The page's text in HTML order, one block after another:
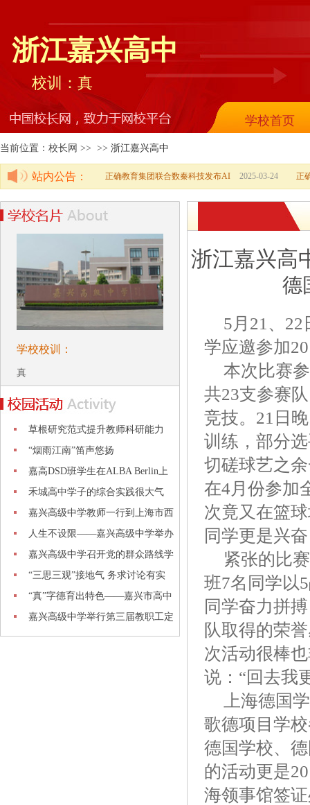
浙江嘉兴高中
校训：真
学校首页
当前位置：校长网 >> >> 浙江嘉兴高中
站内公告： 2025-03-24
正确教育集团联合数秦科技发布AI 正
学校校训：
真
草根研究范式提升教师科研能力
——嘉
“烟雨江南”笛声悠扬
嘉高DSD班学生在ALBA Berlin上
海德国
禾城高中学子的综合实践很大气
接地气
嘉兴高级中学教师一行到上海市西
中学
人生不设限——嘉兴高级中学举办
生涯
嘉兴高级中学召开党的群众路线学
习实
“三思三观”接地气 务求讨论有实
效
“真”字德育出特色——嘉兴市高中
德
嘉兴高级中学举行第三届教职工定
向运
浙江嘉兴高
德
5月21、
学应邀参加
本次比赛
共23支参赛
竞技。21日
训练，部分
切磋球艺之
在4月份参加
次竟又在篮
同学更是兴
紧张的比
班7名同学以
同学奋力拼
队取得的荣
次活动很棒
说：“回去我
上海德国
歌德项目学
德国学校、
的活动更是
海领事馆签